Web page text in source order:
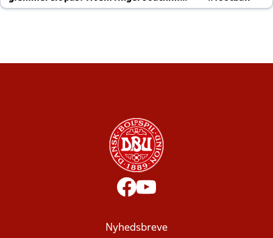
altid til efter kampe?
Nyhedsbreve